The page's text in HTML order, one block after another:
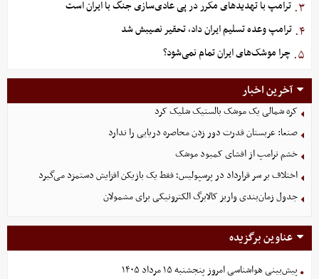
۳. ترامپ با تهدیدهای مکرر در پی عادی‌سازی جنگ با ایران است
۴. ترامپ وعده تسلیم ایران داد، تحقیر نصیبش شد
۵. چرا موشک‌های ایران تمام نمی‌شود؟
آخرین اخبار
کره شمالی یک موشک بالستیک شلیک کرد
صنعا: عربستان قدرت دور زدن محاصره دریایی را ندارد
خشم ترامپ از افشای کمبود موشک
اختلاف بر سر قرارداد در پرسپولیس؛ فقط یک بازیکن افزایش دستمزد می‌گیرد
جدول زمان‌بندی واریز کالابرگ الکترونیکی برای مشمولان
عناوین برگزیده
پیش‌بینی هواشناسی امروز پنجشنبه ۱۵ مرداد ۱۴۰۵